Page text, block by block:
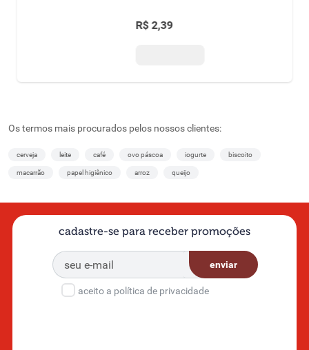
R$ 2,39
Os termos mais procurados pelos nossos clientes:
cerveja leite café ovo páscoa iogurte biscoito
macarrão papel higiênico arroz queijo
cadastre-se para receber promoções
enviar
aceito a política de privacidade